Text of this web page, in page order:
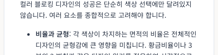
컬러 블로킹 디자인의 성공은 단순히 색상 선택에만 달려있지
않습니다. 여러 요소를 종합적으로 고려해야 합니다.
비율과 균형: 각 색상이 차지하는 면적의 비율은 전체적인
디자인의 균형감에 큰 영향을 미칩니다. 황금비율이나 3